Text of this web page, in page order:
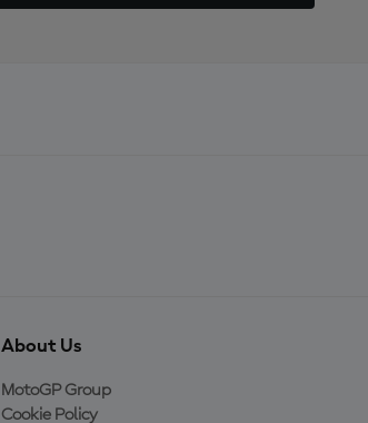
About Us
MotoGP Group
Cookie Policy